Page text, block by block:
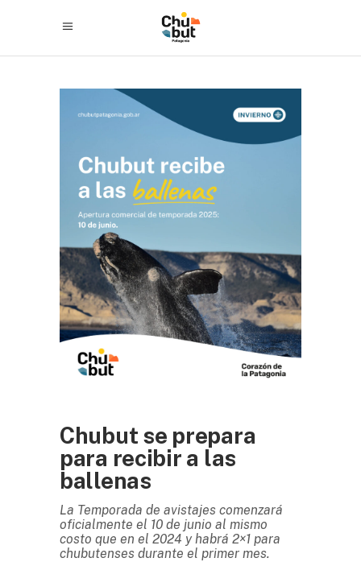
Chubut se prepara
para recibir a las
ballenas
La Temporada de avistajes comenzará
oficialmente el 10 de junio al mismo
costo que en el 2024 y habrá 2×1 para
chubutenses durante el primer mes.